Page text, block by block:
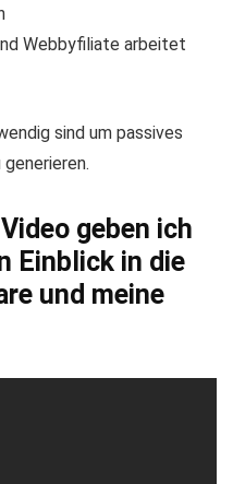
Webbyfiliate arbeitet
sind um passives
geben ich
Einblick in die
und meine